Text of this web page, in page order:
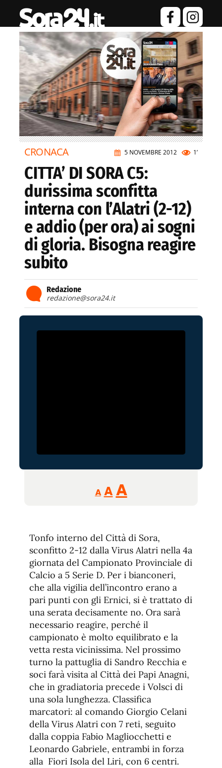
5 NOVEMBRE 2012 1’
CRONACA
CITTA’ DI SORA C5:
durissima sconfitta
interna con l’Alatri (2-12)
e addio (per ora) ai sogni
di gloria. Bisogna reagire
subito
Redazione
redazione@sora24.it
A
Reducir
tamaño
A Restablecer
fuente
AAumentar
de
fuente.
Tonfo interno del Città di Sora,
sconfitto 2-12 dalla Virus Alatri nella 4a
giornata del Campionato Provinciale di
Calcio a 5 Serie D. Per i bianconeri,
che alla vigilia dell’incontro erano a
pari punti con gli Ernici, si è trattato di
una serata decisamente no. Ora sarà
necessario reagire, perché il
campionato è molto equilibrato e la
vetta resta vicinissima. Nel prossimo
turno la pattuglia di Sandro Recchia e
soci farà visita al Città dei Papi Anagni,
che in gradiatoria precede i Volsci di
una sola lunghezza. Classifica
marcatori: al comando Giorgio Celani
della Virus Alatri con 7 reti, seguito
dalla coppia Fabio Magliocchetti e
Leonardo Gabriele, entrambi in forza
alla Fiori Isola del Liri, con 6 centri.